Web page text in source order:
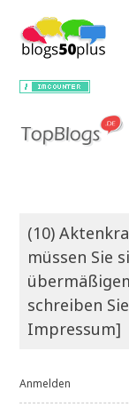
(10)
müssen Sie
schreiben
Impressum]
Anmelden